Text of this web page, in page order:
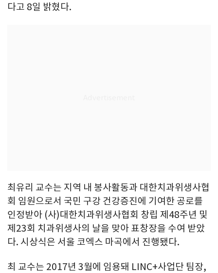
다고 8일 밝혔다.
최유리 교수는 지역 내 봉사활동과 대한치과위생사협
회 임원으로서 국민 구강 건강증진에 기여한 공로를
인정받아 (사)대한치과위생사협회 창립 제48주년 및
제23회 치과위생사의 날을 맞아 표창장을 수여 받았
다. 시상식은 서울 코엑스 마곡에서 진행됐다.
최 교수는 2017년 3월에 임용돼 LINC+사업단 팀장,